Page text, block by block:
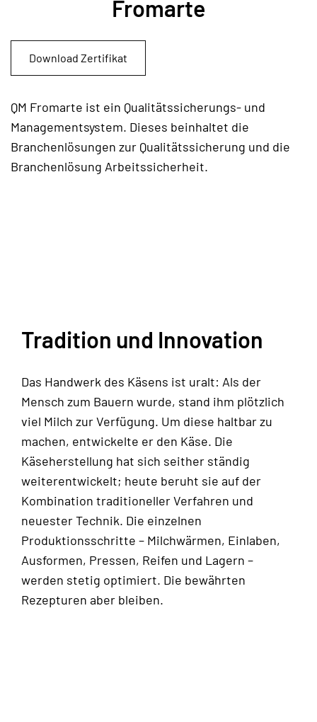
Fromarte
Download Zertifikat
QM Fromarte ist ein Qualitätssicherungs- und
Managementsystem. Dieses beinhaltet die
Branchenlösungen zur Qualitätssicherung und die
Branchenlösung Arbeitssicherheit.
Tradition und Innovation
Das Handwerk des Käsens ist uralt: Als der
Mensch zum Bauern wurde, stand ihm plötzlich
viel Milch zur Verfügung. Um diese haltbar zu
machen, entwickelte er den Käse. Die
Käseherstellung hat sich seither ständig
weiterentwickelt; heute beruht sie auf der
Kombination traditioneller Verfahren und
neuester Technik. Die einzelnen
Produktionsschritte – Milchwärmen, Einlaben,
Ausformen, Pressen, Reifen und Lagern –
werden stetig optimiert. Die bewährten
Rezepturen aber bleiben.